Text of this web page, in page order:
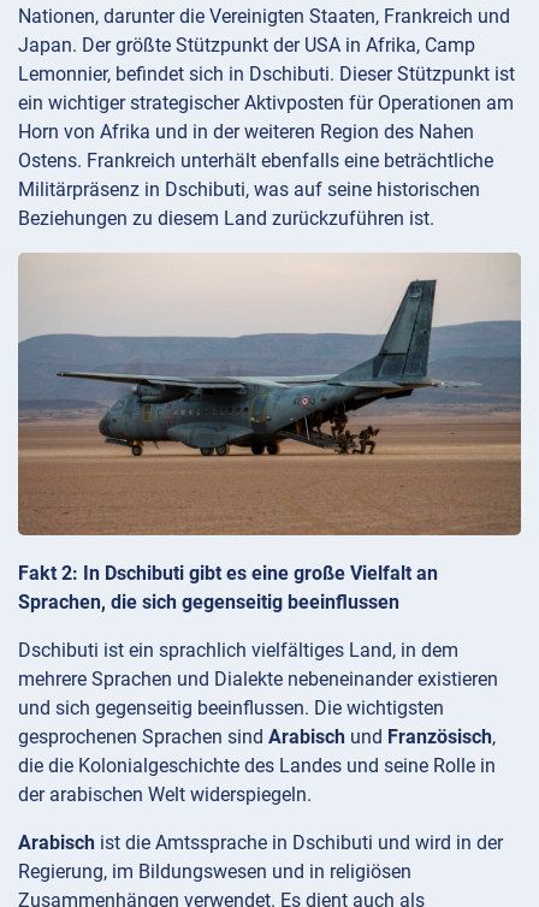
Nationen, darunter die Vereinigten Staaten, Frankreich und
Japan. Der größte Stützpunkt der USA in Afrika, Camp
Lemonnier, befindet sich in Dschibuti. Dieser Stützpunkt ist
ein wichtiger strategischer Aktivposten für Operationen am
Horn von Afrika und in der weiteren Region des Nahen
Ostens. Frankreich unterhält ebenfalls eine beträchtliche
Militärpräsenz in Dschibuti, was auf seine historischen
Beziehungen zu diesem Land zurückzuführen ist.
Fakt 2: In Dschibuti gibt es eine große Vielfalt an
Sprachen, die sich gegenseitig beeinflussen
Dschibuti ist ein sprachlich vielfältiges Land, in dem
mehrere Sprachen und Dialekte nebeneinander existieren
und sich gegenseitig beeinflussen. Die wichtigsten
gesprochenen Sprachen sind Arabisch und Französisch,
die die Kolonialgeschichte des Landes und seine Rolle in
der arabischen Welt widerspiegeln.
Arabisch ist die Amtssprache in Dschibuti und wird in der
Regierung, im Bildungswesen und in religiösen
Zusammenhängen verwendet. Es dient auch als